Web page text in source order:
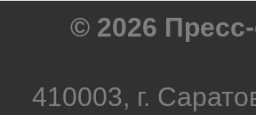
© 2026
410003, г.